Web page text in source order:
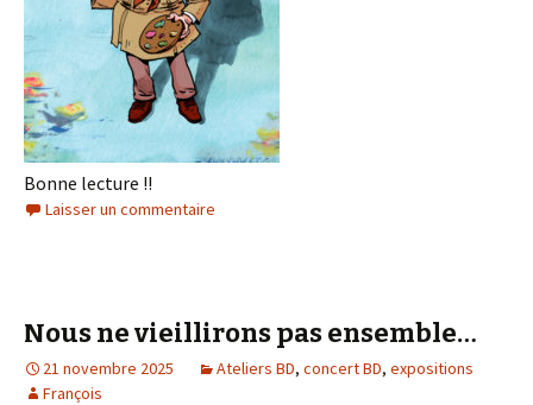
Bonne lecture !!
Laisser un commentaire
Nous ne vieillirons pas ensemble…
21 novembre 2025 Ateliers BD, concert BD, expositions
François